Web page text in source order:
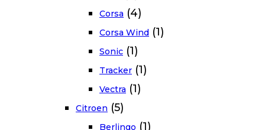
Corsa (4)
Corsa Wind (1)
Sonic (1)
Tracker (1)
Vectra (1)
Citroen (5)
Berlingo (1)